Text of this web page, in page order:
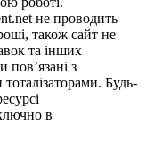
не проводить
також сайт не
та інших
пов’язані з
Будь-
в